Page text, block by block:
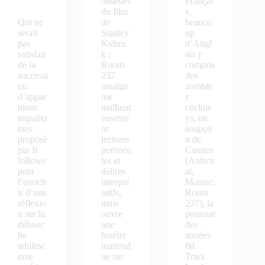
Qui ne
serait
pas
satisfait
de la
successi
on
d’appar
itions
inquiéta
ntes
proposé
par It
follows
peut
l’enrich
ir d’une
réflexio
n sur la
débauc
he
adolesc
ente
du film
de
Stanley
Kubric
k :
Room
237
amalga
me
malheur
euseme
nt
lectures
pertinen
tes et
délires
interpré
tatifs,
mais
ouvre
une
fenêtre
inattend
ue sur
s,
beauco
up
d’Angl
ais y
compris
des
zombie
s
cockne
ys, un
soupço
n de
Cannes
(Antivir
al,
Maniac,
Room
237), la
pornstar
des
années
80
Traci